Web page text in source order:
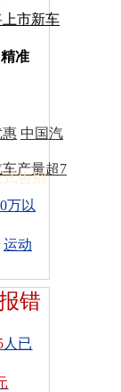
市新车
式告别
惠 中国汽
产量超7
车型搜
精准
万以
运动
错
人已